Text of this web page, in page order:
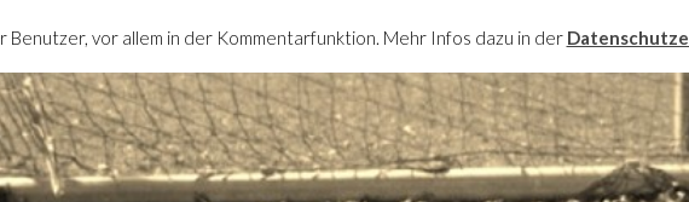
vor allem in der Kommentarfunktion. Mehr Infos dazu in der